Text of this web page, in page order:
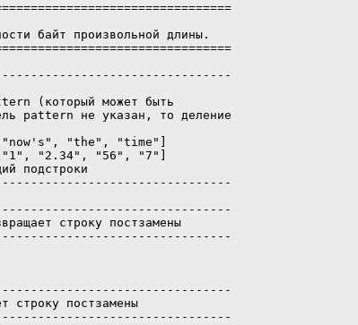
байт произвольной длины.
(который может быть
pattern не указан, то деление
"the", "time"]
"2.34", "56", "7"]
подстроки
строку постзамены
строку постзамены